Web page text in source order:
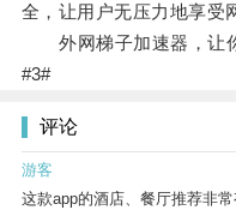
全，让用户无压力地享受
外网梯子加速器，让你
#3#
评论
游客
这款app的酒店、餐厅推荐非